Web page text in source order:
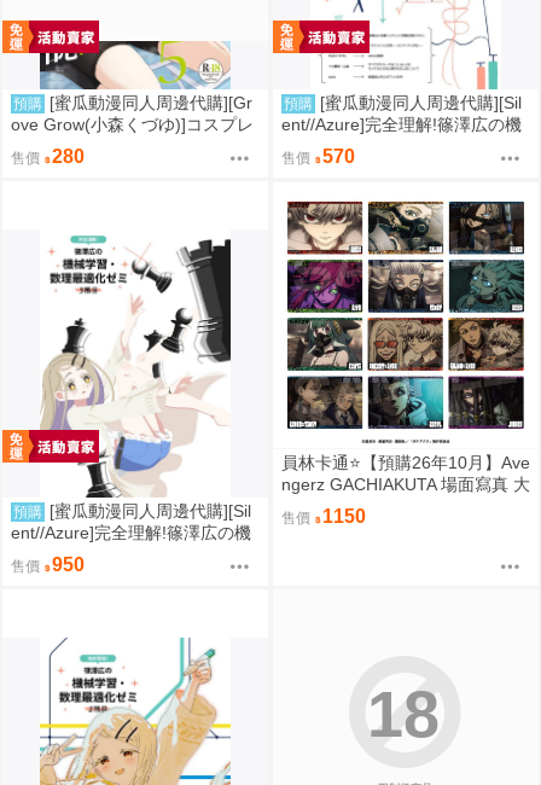
預購 [蜜瓜動漫同人周邊代購][Gr
ove Grow(小森くづゆ)]コスプレ
部裏活動日誌5(同人誌)
售價 280
預購 [蜜瓜動漫同人周邊代購][Sil
ent//Azure]完全理解!篠澤広の機
械学習・数理最適化ゼミ合同～1
限目～(學園偶像大師)(同人誌)
售價 570
預購 [蜜瓜動漫同人周邊代購][Sil
ent//Azure]完全理解!篠澤広の機
械学習・数理最適化ゼミ合同～3
限目～(學園偶像大師)(同人誌)
售價 950
員林卡通⭐️【預購26年10月】Ave
ngerz GACHIAKUTA 場面寫真 大
型透明卡片收藏集 中盒 0814
售價 1150
18